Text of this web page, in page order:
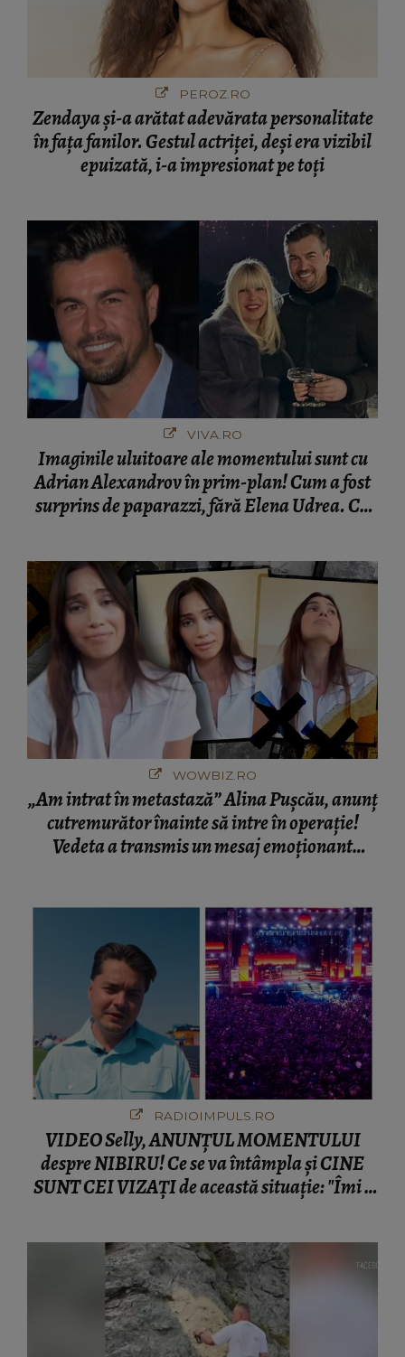
PEROZ.RO
Zendaya și-a arătat adevărata personalitate
în fața fanilor. Gestul actriței, deși era vizibil
epuizată, i-a impresionat pe toți
VIVA.RO
Imaginile uluitoare ale momentului sunt cu
Adrian Alexandrov în prim-plan! Cum a fost
surprins de paparazzi, fără Elena Udrea. Cu
WOWBIZ.RO
„Am intrat în metastază” Alina Pușcău, anunț
cutremurător înainte să intre în operație!
Vedeta a transmis un mesaj emoționant
RADIOIMPULS.RO
VIDEO Selly, ANUNȚUL MOMENTULUI
despre NIBIRU! Ce se va întâmpla și CINE
SUNT CEI VIZAȚI de această situație: "Îmi e